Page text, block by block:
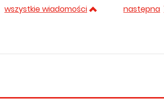
wszystkie wiadomości następna